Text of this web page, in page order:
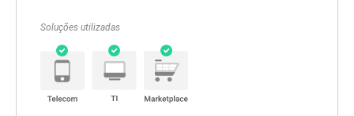
Soluções utilizadas